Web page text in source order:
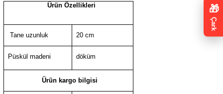
Ürün Özellikleri
Tane uzunluk 20 cm
Püskül madeni döküm
Ürün kargo bilgisi
🎁
Çark